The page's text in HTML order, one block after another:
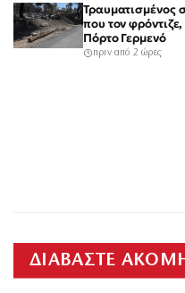
Τραυματισμένος
που τον
Πόρτο Γερμενό
πριν από 2 ώρες
ΔΙΑΒΑΣΤΕ